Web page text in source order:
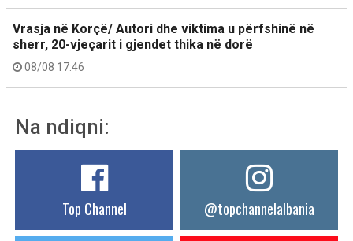
Vrasja në Korçë/ Autori dhe viktima u përfshinë në
sherr, 20-vjeçarit i gjendet thika në dorë
08/08 17:46
Na ndiqni:
Top Channel @topchannelalbania